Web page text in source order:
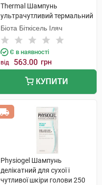
Thermal Шампунь
ультрачутливий термальний
300 мл 1 флакон
Біота Біткісель Іляч
Є в наявності
від 563.00 грн
КУПИТИ
Physiogel Шампунь
делікатний для сухої і
чутливої шкіри голови 250